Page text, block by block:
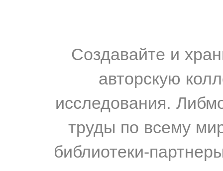
Создавайте и
авторскую
исследования.
труды по всему
библиотеки-